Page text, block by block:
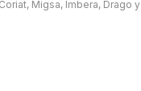
Migsa, Imbera, Drago y